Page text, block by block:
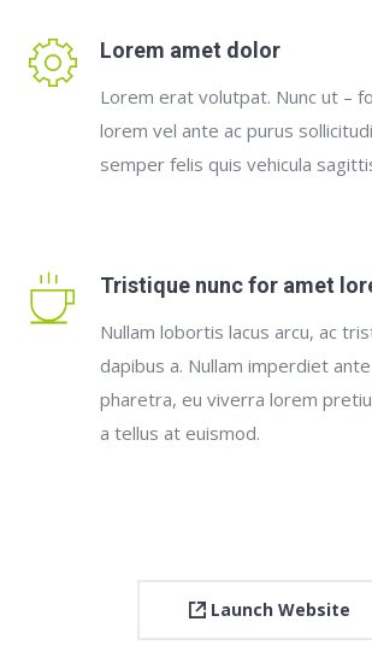
Lorem amet dolor
Lorem erat volutpat. Nunc ut –
lorem vel ante ac purus
semper felis quis vehicula
Tristique nunc for amet
Nullam lobortis lacus arcu, ac
dapibus a. Nullam imperdiet
pharetra, eu viverra lorem
a tellus at euismod.
Launch Website